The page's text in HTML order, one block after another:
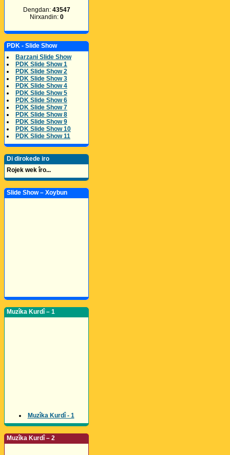
Dengdan: 43547
Nirxandin: 0
PDK - Slide Show
Barzani Slide Show
PDK Slide Show 1
PDK Slide Show 2
PDK Slide Show 3
PDK Slide Show 4
PDK Slide Show 5
PDK Slide Show 6
PDK Slide Show 7
PDK Slide Show 8
PDK Slide Show 9
PDK Slide Show 10
PDK Slide Show 11
Di dirokede iro
Rojek wek îro...
Slide Show – Xoybun
Muzîka Kurdî – 1
Muzîka Kurdî - 1
Muzîka Kurdî – 2